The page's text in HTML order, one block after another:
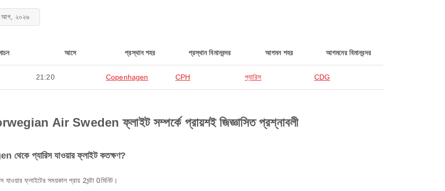
আগ, ২০২৬
আসে প্রস্থান শহর প্রস্থান বিমানবন্দর আগমন শহর আগমনের বিমানবন্দর
21:20 Copenhagen CPH প্যারিস CDG
Air Sweden ফ্লাইট সম্পর্কে প্রায়শই জিজ্ঞাসিত প্রশ্নাবলী
প্যারিস যাওয়ার ফ্লাইট কতক্ষণ?
ফ্লাইটের সময়কাল প্রায় 2ঘন্টা 0মিনিট।